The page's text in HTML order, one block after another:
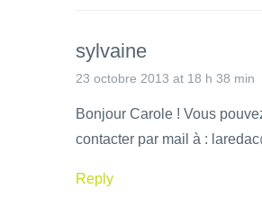
sylvaine
23 octobre 2013 at 18 h 38 min
Bonjour Carole ! Vous
contacter par mail à :
Reply